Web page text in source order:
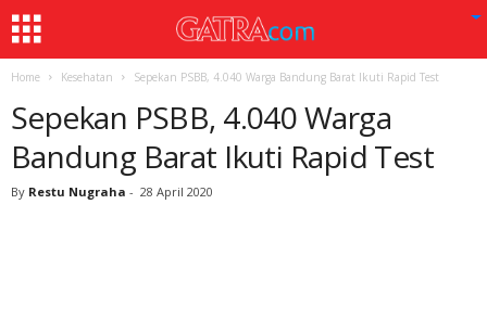
Home Kesehatan Sepekan PSBB, 4.040 Warga Bandung Barat Ikuti Rapid Test
Sepekan PSBB, 4.040 Warga
Bandung Barat Ikuti Rapid Test
By Restu Nugraha - 28 April 2020